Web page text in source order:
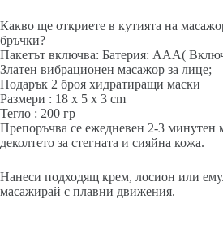
Какво ще откриете в кутията на
бръчки?
Пакетът включва: Батерия: AAA(
Златен вибрационен масажор за лице;
Подарък 2 броя хидратиращи маски
Размери : 18 x 5 x 3 cm
Тегло : 200 гр
Препоръчва се ежедневен 2-3 минутен
деколтето за стегната и сияйна кожа.
Нанеси подходящ крем, лосион или
масажирай с плавни движения.